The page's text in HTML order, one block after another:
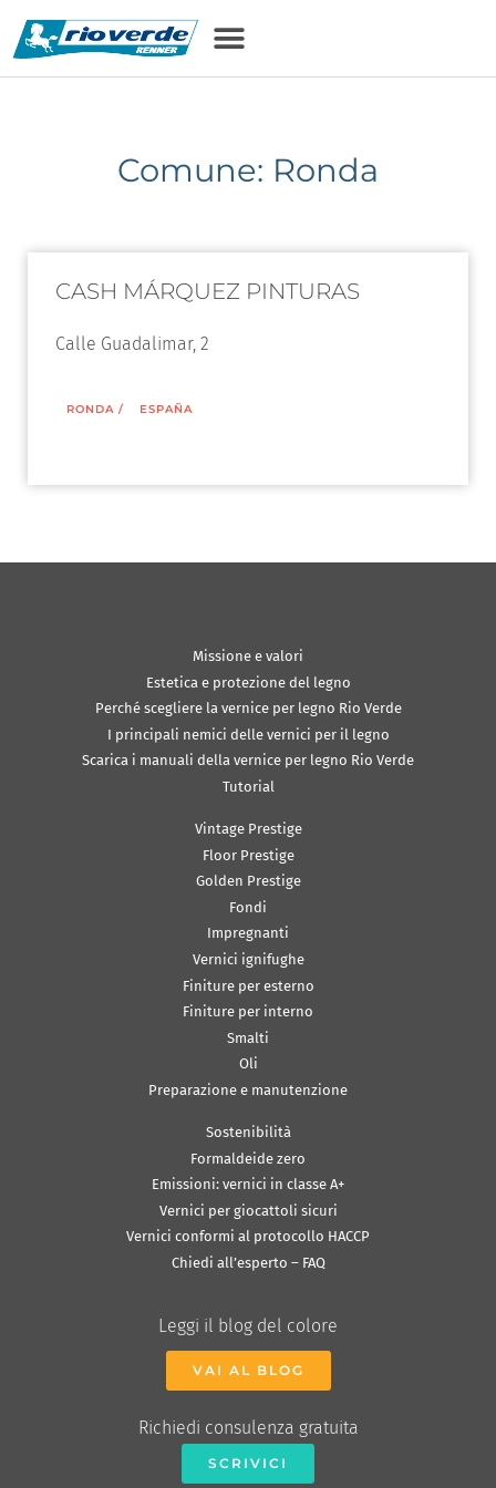
Comune: Ronda
CASH MÁRQUEZ PINTURAS
Calle Guadalimar, 2
RONDA / ESPAÑA
Missione e valori
Estetica e protezione del legno
Perché scegliere la vernice per legno Rio Verde
I principali nemici delle vernici per il legno
Scarica i manuali della vernice per legno Rio Verde
Tutorial
Vintage Prestige
Floor Prestige
Golden Prestige
Fondi
Impregnanti
Vernici ignifughe
Finiture per esterno
Finiture per interno
Smalti
Oli
Preparazione e manutenzione
Sostenibilità
Formaldeide zero
Emissioni: vernici in classe A+
Vernici per giocattoli sicuri
Vernici conformi al protocollo HACCP
Chiedi all’esperto – FAQ
Leggi il blog del colore
VAI AL BLOG
Richiedi consulenza gratuita
SCRIVICI